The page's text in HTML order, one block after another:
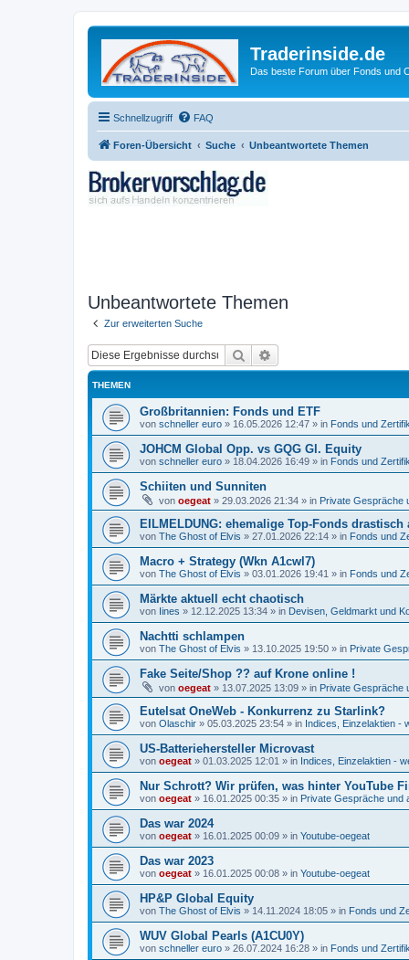
Traderinside.de
Das beste Forum über Fonds und
Schnellzugriff FAQ
Foren-Übersicht Suche Unbeantwortete Themen
Unbeantwortete Themen
Zur erweiterten Suche
Suche
THEMEN
Großbritannien: Fonds und ETF
von schneller euro » 16.05.2026 12:47 » in Fonds und
JOHCM Global Opp. vs GQG Gl. Equity
von schneller euro » 18.04.2026 16:49 » in Fonds und
Schiiten und Sunniten
von oegeat » 29.03.2026 21:34 » in Private Gespräche
EILMELDUNG: ehemalige Top-Fonds
von The Ghost of Elvis » 27.01.2026 22:14 » in Fonds und
Macro + Strategy (Wkn A1cwl7)
von The Ghost of Elvis » 03.01.2026 19:41 » in Fonds und
Märkte aktuell echt chaotisch
von Iines » 12.12.2025 13:34 » in Devisen, Geldmarkt und
Nachtti schlampen
von The Ghost of Elvis » 13.10.2025 19:50 » in Private
Fake Seite/Shop ?? auf Krone online !
von oegeat » 13.07.2025 13:09 » in Private Gespräche
Eutelsat OneWeb - Konkurrenz zu Starlink?
von Olaschir » 05.03.2025 23:54 » in Indices, Einzelaktien -
US-Batteriehersteller Microvast
von oegeat » 01.03.2025 12:01 » in Indices, Einzelaktien -
Nur Schrott? Wir prüfen, was hinter YouTube
von oegeat » 16.01.2025 00:35 » in Private Gespräche und
Das war 2024
von oegeat » 16.01.2025 00:09 » in Youtube-oegeat
Das war 2023
von oegeat » 16.01.2025 00:08 » in Youtube-oegeat
HP&P Global Equity
von The Ghost of Elvis » 14.11.2024 18:05 » in Fonds und
WUV Global Pearls (A1CU0Y)
von schneller euro » 26.07.2024 16:28 » in Fonds und